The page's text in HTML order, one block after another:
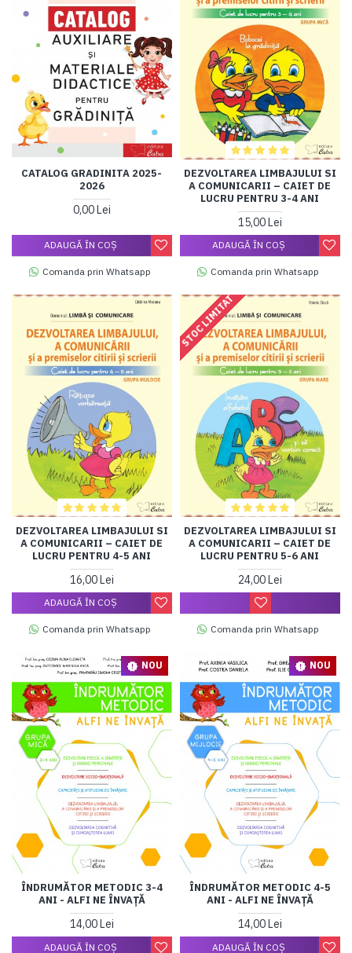
CATALOG GRADINITA 2025-
2026
0,00 Lei
ADAUGĂ ÎN COŞ
Comanda prin Whatsapp
DEZVOLTAREA LIMBAJULUI SI
A COMUNICARII – CAIET DE
LUCRU PENTRU 3-4 ANI
15,00 Lei
ADAUGĂ ÎN COŞ
Comanda prin Whatsapp
DEZVOLTAREA LIMBAJULUI SI
A COMUNICARII – CAIET DE
LUCRU PENTRU 4-5 ANI
16,00 Lei
ADAUGĂ ÎN COŞ
Comanda prin Whatsapp
STOC LIMITAT
DEZVOLTAREA LIMBAJULUI SI
A COMUNICARII – CAIET DE
LUCRU PENTRU 5-6 ANI
24,00 Lei
Comanda prin Whatsapp
NOU
ÎNDRUMĂTOR METODIC 3-4
ANI - ALFI NE ÎNVAȚĂ
14,00 Lei
ADAUGĂ ÎN COŞ
NOU
ÎNDRUMĂTOR METODIC 4-5
ANI - ALFI NE ÎNVAȚĂ
14,00 Lei
ADAUGĂ ÎN COŞ